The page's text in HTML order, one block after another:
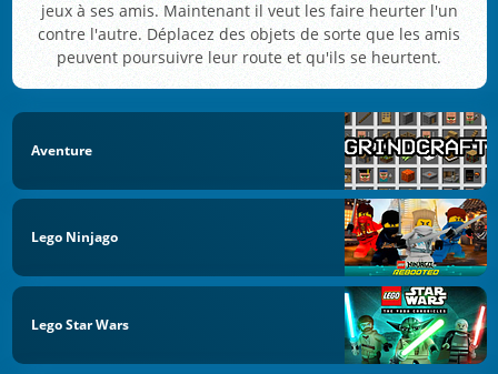
jeux à ses amis. Maintenant il veut les faire heurter l'un
contre l'autre. Déplacez des objets de sorte que les amis
peuvent poursuivre leur route et qu'ils se heurtent.
Aventure
Lego Ninjago
Lego Star Wars